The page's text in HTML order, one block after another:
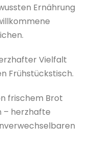
Ernährung
Vielfalt
Frühstückstisch.
frischem Brot
– herzhafte